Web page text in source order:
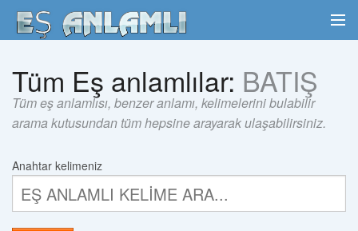
Tüm Eş anlamlılar: BATIŞ
Tüm eş anlamlısı, benzer anlamı, kelimelerini bulabilir
arama kutusundan tüm hepsine arayarak ulaşabilirsiniz.
Anahtar kelimeniz